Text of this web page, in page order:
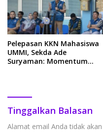
Pelepasan KKN Mahasiswa
UMMI, Sekda Ade
Suryaman: Momentum
Tinggalkan Balasan
Alamat email Anda tidak